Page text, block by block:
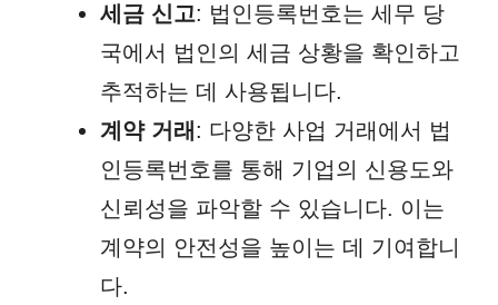
세금 신고: 법인등록번호는 세무 당
국에서 법인의 세금 상황을 확인하고
추적하는 데 사용됩니다.
계약 거래 : 다양한 사업 거래에서 법
인등록번호를 통해 기업의 신용도와
신뢰성을 파악할 수 있습니다. 이는
계약의 안전성을 높이는 데 기여합니
다.